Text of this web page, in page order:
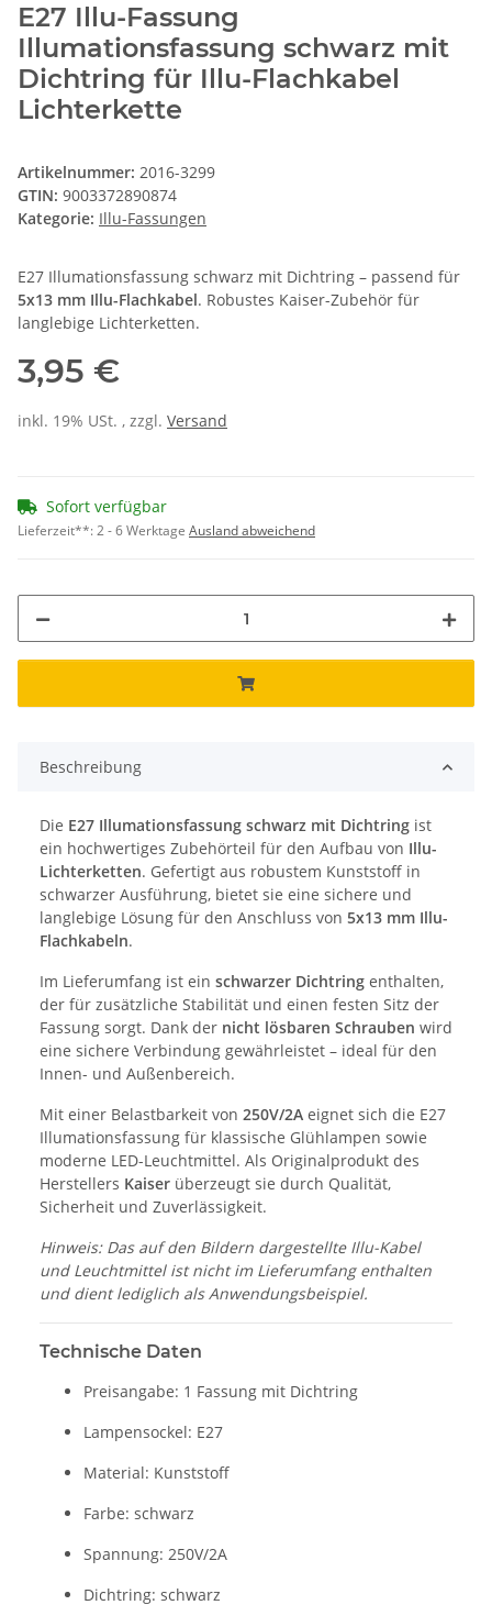
E27 Illu-Fassung
Illumationsfassung schwarz mit
Dichtring für Illu-Flachkabel
Lichterkette
Artikelnummer: 2016-3299
GTIN: 9003372890874
Kategorie: Illu-Fassungen
E27 Illumationsfassung schwarz mit Dichtring – passend für
5x13 mm Illu-Flachkabel. Robustes Kaiser-Zubehör für
langlebige Lichterketten.
3,95 €
inkl. 19% USt. , zzgl. Versand
Sofort verfügbar
Lieferzeit**:2 - 6 Werktage Ausland abweichend
Beschreibung
Die E27 Illumationsfassung schwarz mit Dichtring ist
ein hochwertiges Zubehörteil für den Aufbau von Illu-
Lichterketten. Gefertigt aus robustem Kunststoff in
schwarzer Ausführung, bietet sie eine sichere und
langlebige Lösung für den Anschluss von 5x13 mm Illu-
Flachkabeln.
Im Lieferumfang ist ein schwarzer Dichtring enthalten,
der für zusätzliche Stabilität und einen festen Sitz der
Fassung sorgt. Dank der nicht lösbaren Schrauben wird
eine sichere Verbindung gewährleistet – ideal für den
Innen- und Außenbereich.
Mit einer Belastbarkeit von 250V/2A eignet sich die E27
Illumationsfassung für klassische Glühlampen sowie
moderne LED-Leuchtmittel. Als Originalprodukt des
Herstellers Kaiser überzeugt sie durch Qualität,
Sicherheit und Zuverlässigkeit.
Hinweis: Das auf den Bildern dargestellte Illu-Kabel
und Leuchtmittel ist nicht im Lieferumfang enthalten
und dient lediglich als Anwendungsbeispiel.
Technische Daten
Preisangabe: 1 Fassung mit Dichtring
Lampensockel: E27
Material: Kunststoff
Farbe: schwarz
Spannung: 250V/2A
Dichtring: schwarz